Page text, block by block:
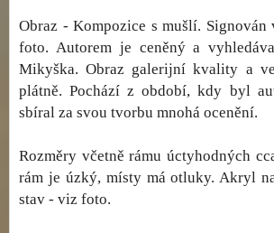
Obraz - Kompozice s mušlí.
foto. Autorem je ceněný a
Mikyška. Obraz galerijní kvality a
plátně. Pochází z období, kdy byl
sbíral za svou tvorbu mnohá ocenění.
Rozměry včetně rámu úctyhodných
rám je úzký, místy má otluky. Akryl
stav - viz foto.